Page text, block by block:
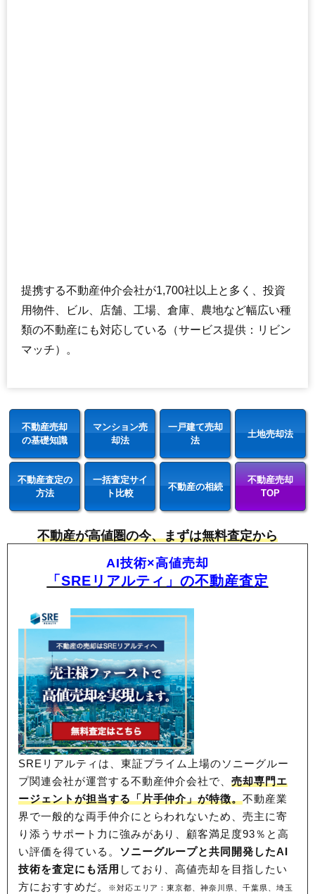
提携する不動産仲介会社が1,700社以上と多く、投資
用物件、ビル、店舗、工場、倉庫、農地など幅広い種
類の不動産にも対応している（サービス提供：リビン
マッチ）。
不動産売却
の基礎知識
マンション売
却法
一戸建て売却
法
土地売却法
不動産査定の
方法
一括査定サイ
ト比較
不動産の相続
不動産売却
TOP
不動産が高値圏の今、まずは無料査定から
AI技術×高値売却
「SREリアルティ」の不動産査定
SREリアルティは、東証プライム上場のソニーグルー
プ関連会社が運営する不動産仲介会社で、売却専門エ
ージェントが担当する「片手仲介」が特徴。不動産業
界で一般的な両手仲介にとらわれないため、売主に寄
り添うサポート力に強みがあり、顧客満足度93％と高
い評価を得ている。 ソニーグループと共同開発したAI
技術を査定にも活用 しており、高値売却を目指したい
方におすすめだ。
※対応エリア：東京都、神奈川県、千葉県、埼玉